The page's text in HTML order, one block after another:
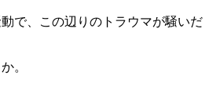
で、この辺りのトラウマが騒いだ
。